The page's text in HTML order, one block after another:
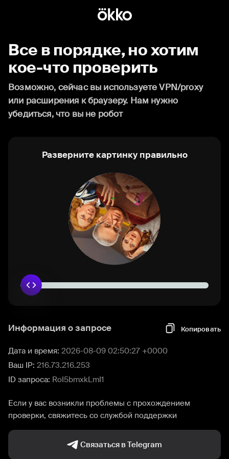
Все в порядке, но хотим
кое-что проверить
Возможно, сейчас вы используете VPN/proxy
или расширения к браузеру. Нам нужно
убедиться, что вы не робот
Разверните картинку правильно
Информация о запросе Копировать
Дата и время: 2026-08-09 02:50:27 +0000
Ваш IP: 216.73.216.253
ID запроса: RoI5bmxkLmI1
Если у вас возникли проблемы с прохождением
проверки, свяжитесь со службой поддержки
Связаться в Telegram